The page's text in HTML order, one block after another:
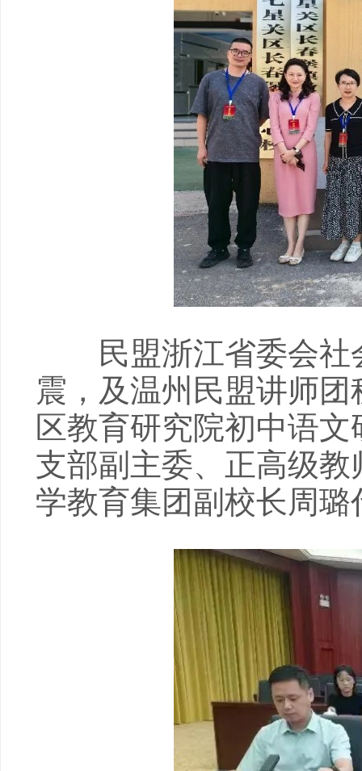
民盟浙江省委会社
震，及温州民盟讲师
区教育研究院初中语
支部副主委、正高级
学教育集团副校长周